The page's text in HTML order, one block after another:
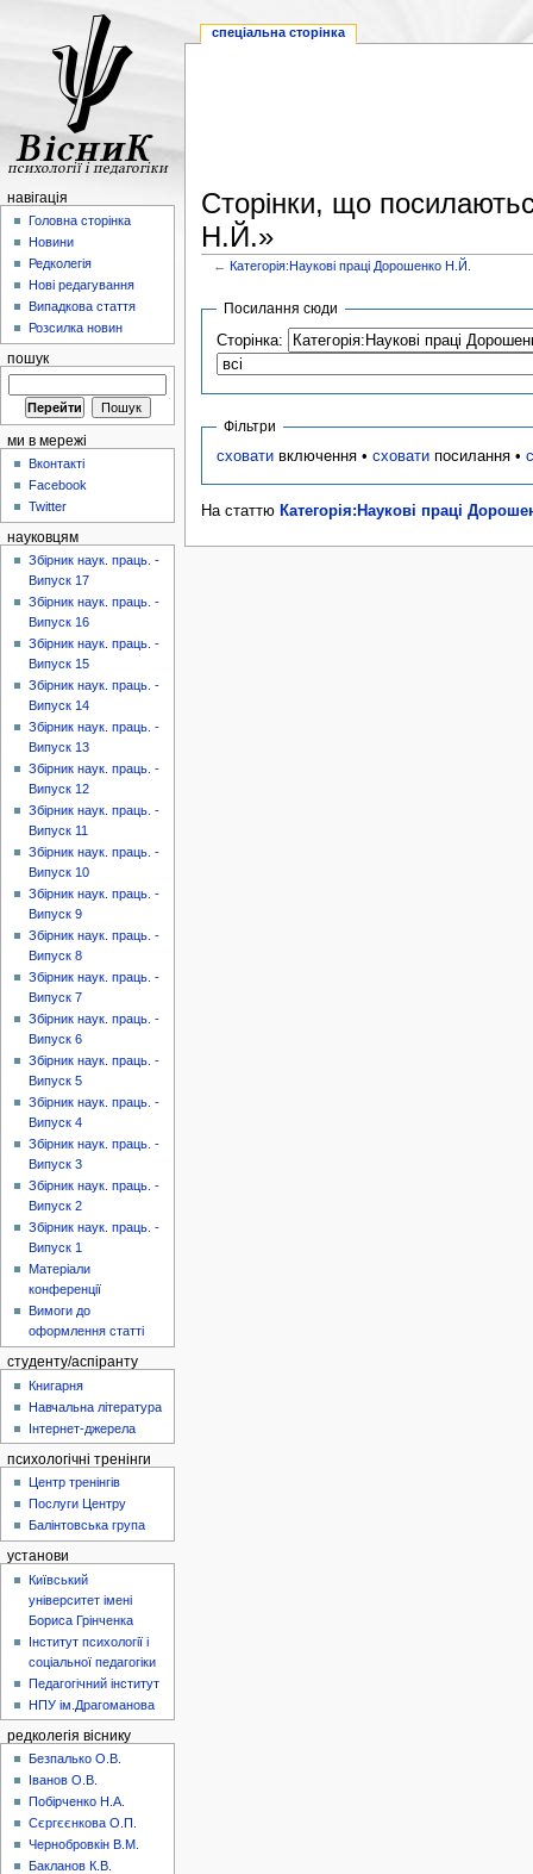
Сторінки, що
Н.Й.»
←Категорія:Наукові праці Дорошенко Н.Й.
Посилання сюди
Сторінка:
Фільтри
сховати включення •сховати посилання •
На статтю Категорія:Наукові праці
спеціальна сторінка
навігація
Головна сторінка
Новини
Редколегія
Нові редагування
Випадкова стаття
Розсилка новин
пошук
ми в мережі
Вконтакті
Facebook
Twitter
науковцям
Збірник наук. праць. -
Випуск 17
Збірник наук. праць. -
Випуск 16
Збірник наук. праць. -
Випуск 15
Збірник наук. праць. -
Випуск 14
Збірник наук. праць. -
Випуск 13
Збірник наук. праць. -
Випуск 12
Збірник наук. праць. -
Випуск 11
Збірник наук. праць. -
Випуск 10
Збірник наук. праць. -
Випуск 9
Збірник наук. праць. -
Випуск 8
Збірник наук. праць. -
Випуск 7
Збірник наук. праць. -
Випуск 6
Збірник наук. праць. -
Випуск 5
Збірник наук. праць. -
Випуск 4
Збірник наук. праць. -
Випуск 3
Збірник наук. праць. -
Випуск 2
Збірник наук. праць. -
Випуск 1
Матеріали
конференції
Вимоги до
оформлення статті
студенту/аспіранту
Книгарня
Навчальна література
Інтернет-джерела
психологічні тренінги
Центр тренінгів
Послуги Центру
Балінтовська група
установи
Київський
університет імені
Бориса Грінченка
Інститут психології і
соціальної педагогіки
Педагогічний інститут
НПУ ім.Драгоманова
редколегія віснику
Безпалько О.В.
Іванов О.В.
Побірченко Н.А.
Сєргєєнкова О.П.
Чернобровкін В.М.
Бакланов К.В.